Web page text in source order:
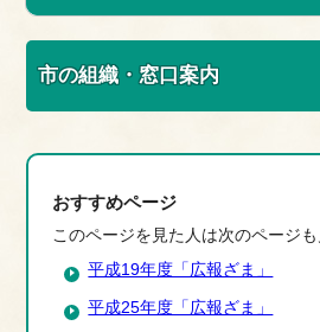
市の組織・窓口案内
おすすめページ
このページを見た人は次のページも
平成19年度「広報ざま」
平成25年度「広報ざま」